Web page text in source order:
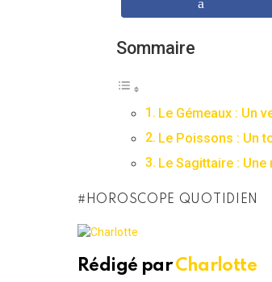
Sommaire
Le Gémeaux : Un
Le Poissons : Un
Le Sagittaire :
HOROSCOPE QUOTIDIEN
Rédigé parCharlotte